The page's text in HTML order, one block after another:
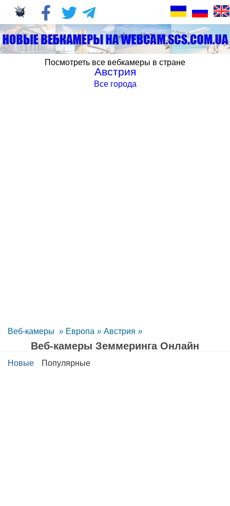
Посмотреть все вебкамеры в стране
Австрия
Все города
Веб-камеры » Европа » Австрия »
Веб-камеры Земмеринга Oнлайн
Новые Популярные